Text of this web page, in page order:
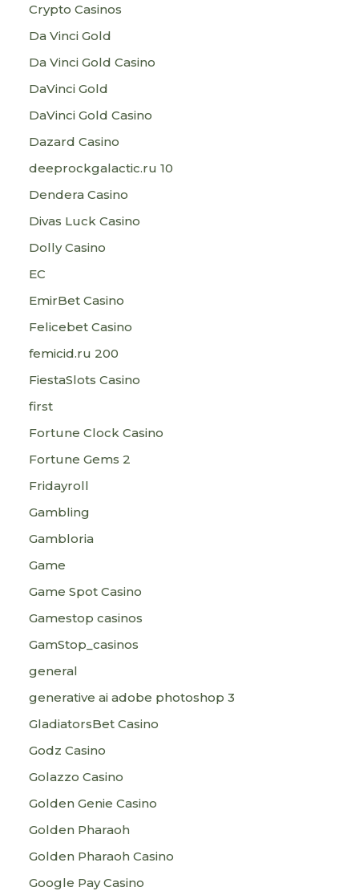
Crypto Casinos
Da Vinci Gold
Da Vinci Gold Casino
DaVinci Gold
DaVinci Gold Casino
Dazard Casino
deeprockgalactic.ru 10
Dendera Casino
Divas Luck Casino
Dolly Casino
EC
EmirBet Casino
Felicebet Casino
femicid.ru 200
FiestaSlots Casino
first
Fortune Clock Casino
Fortune Gems 2
Fridayroll
Gambling
Gambloria
Game
Game Spot Casino
Gamestop casinos
GamStop_casinos
general
generative ai adobe photoshop 3
GladiatorsBet Casino
Godz Casino
Golazzo Casino
Golden Genie Casino
Golden Pharaoh
Golden Pharaoh Casino
Google Pay Casino